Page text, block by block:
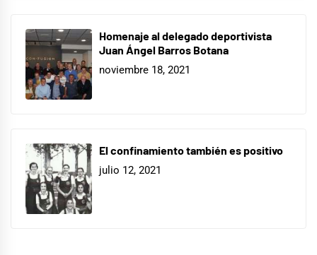
Homenaje al delegado deportivista
Juan Ángel Barros Botana
noviembre 18, 2021
El confinamiento también es positivo
julio 12, 2021